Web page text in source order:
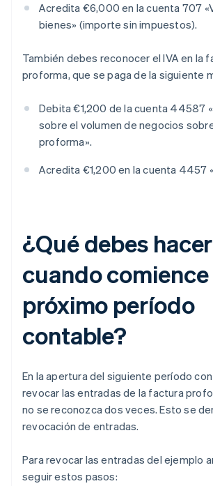
Acredita €6,000 en la cuenta 707
bienes» (importe sin impuestos).
También debes reconocer el IVA en la
proforma, que se paga de la siguiente
Debita €1,200 de la cuenta 44587
sobre el volumen de negocios
proforma».
Acredita €1,200 en la cuenta 4457
¿Qué debes hacer
cuando comience
próximo período
contable?
En la apertura del siguiente período
revocar las entradas de la factura
no se reconozca dos veces. Esto se
revocación de entradas.
Para revocar las entradas del ejemplo
seguir estos pasos: